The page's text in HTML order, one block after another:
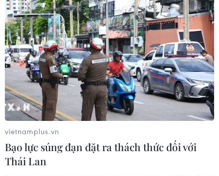
Phụ nữ ngày càng tham gia vào nhiều lĩnh vực sản xuất và
đóng vai trò quan trọng. (Ảnh: TTXVN)
Ngày 30/6, Ủy ban liên chính phủ ASEAN về
Nhân quyền (AICHR) đã tổ chức hội thảo khu
vực nhằm thúc đẩy các hoạt động kinh doanh và
nhân quyền mang tính bao trùm về bình đẳng
giới.
Hội thảo do Malaysia, nước Chủ tịch ASEAN
2025, chủ trì và diễn ra trong hai ngày.
vietnamplus.vn
Bạo lực súng đạn đặt ra thách thức đối với
Thái Lan